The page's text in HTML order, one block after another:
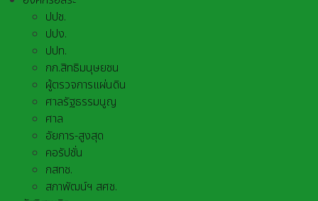
ปปช.
ปปง.
ปปท.
กก.สิทธิมนุษยชน
ผู้ตรวจการแผ่นดิน
ศาลรัฐธรรมนูญ
ศาล
อัยการ-สูงสุด
คอรัปชั่น
กสทช.
สภาพัฒน์ฯ สศช.